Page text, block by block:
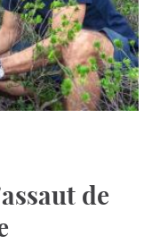
de